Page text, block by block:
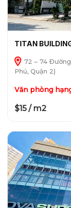
TITAN
72 – 74
Phú, Quận 2)
Văn phòng
$15 / m2